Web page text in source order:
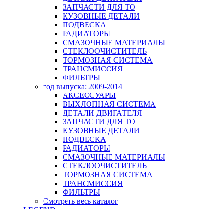
ЗАПЧАСТИ ДЛЯ ТО
КУЗОВНЫЕ ДЕТАЛИ
ПОДВЕСКА
РАДИАТОРЫ
СМАЗОЧНЫЕ МАТЕРИАЛЫ
СТЕКЛООЧИСТИТЕЛЬ
ТОРМОЗНАЯ СИСТЕМА
ТРАНСМИССИЯ
ФИЛЬТРЫ
год выпуска: 2009-2014
АКСЕССУАРЫ
ВЫХЛОПНАЯ СИСТЕМА
ДЕТАЛИ ДВИГАТЕЛЯ
ЗАПЧАСТИ ДЛЯ ТО
КУЗОВНЫЕ ДЕТАЛИ
ПОДВЕСКА
РАДИАТОРЫ
СМАЗОЧНЫЕ МАТЕРИАЛЫ
СТЕКЛООЧИСТИТЕЛЬ
ТОРМОЗНАЯ СИСТЕМА
ТРАНСМИССИЯ
ФИЛЬТРЫ
Смотреть весь каталог